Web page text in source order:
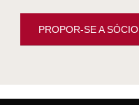
PROPOR-SE A SÓCIO